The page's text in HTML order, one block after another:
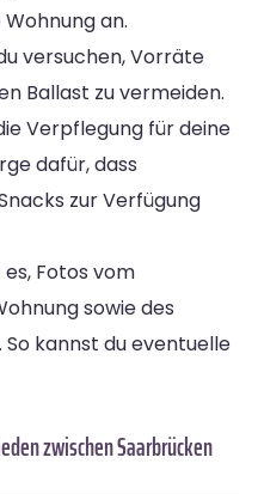
an.
versuchen, Vorräte
Ballast zu vermeiden.
Verpflegung für deine
dafür, dass
zur Verfügung
Fotos vom
sowie des
kannst du eventuelle
zwischen Saarbrücken